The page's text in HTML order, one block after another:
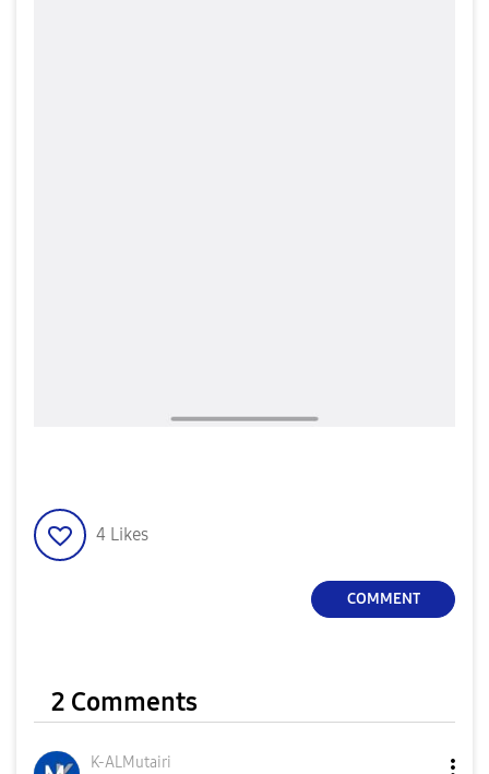
4 Likes
COMMENT
2 Comments
K-ALMutairi